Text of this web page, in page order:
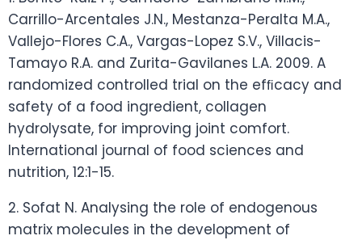
Carrillo-Arcentales J.N., Mestanza-Peralta M.A.,
Vallejo-Flores C.A., Vargas-Lopez S.V., Villacis-
Tamayo R.A. and Zurita-Gavilanes L.A. 2009. A
randomized controlled trial on the efﬁcacy and
safety of a food ingredient, collagen
hydrolysate, for improving joint comfort.
International journal of food sciences and
nutrition, 12:1-15.
2. Sofat N. Analysing the role of endogenous
matrix molecules in the development of